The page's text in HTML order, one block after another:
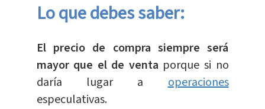
Lo que debes saber:
El precio de compra siempre será
mayor que el de venta porque si no
daría lugar aoperaciones
especulativas.